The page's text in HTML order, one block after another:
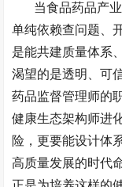
当食品药品产
单纯依赖查问题、
是能共建质量体系
渴望的是透明、可
药品监督管理师的
健康生态架构师进
险，更要能设计体
高质量发展的时代